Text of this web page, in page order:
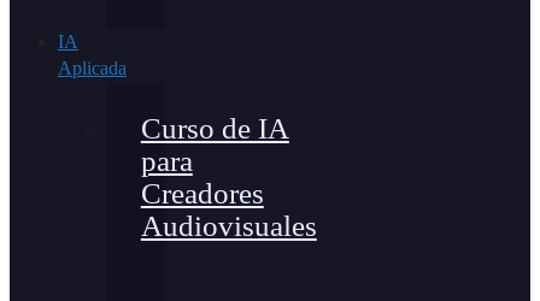
IA
Aplicada
Curso de IA
para
Creadores
Audiovisuales